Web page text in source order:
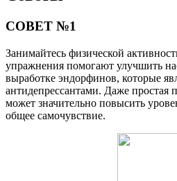
СОВЕТ №1
Занимайтесь физической
упражнения помогают улучшить
выработке эндорфинов, которые
антидепрессантами. Даже простая
может значительно повысить
общее самочувствие.